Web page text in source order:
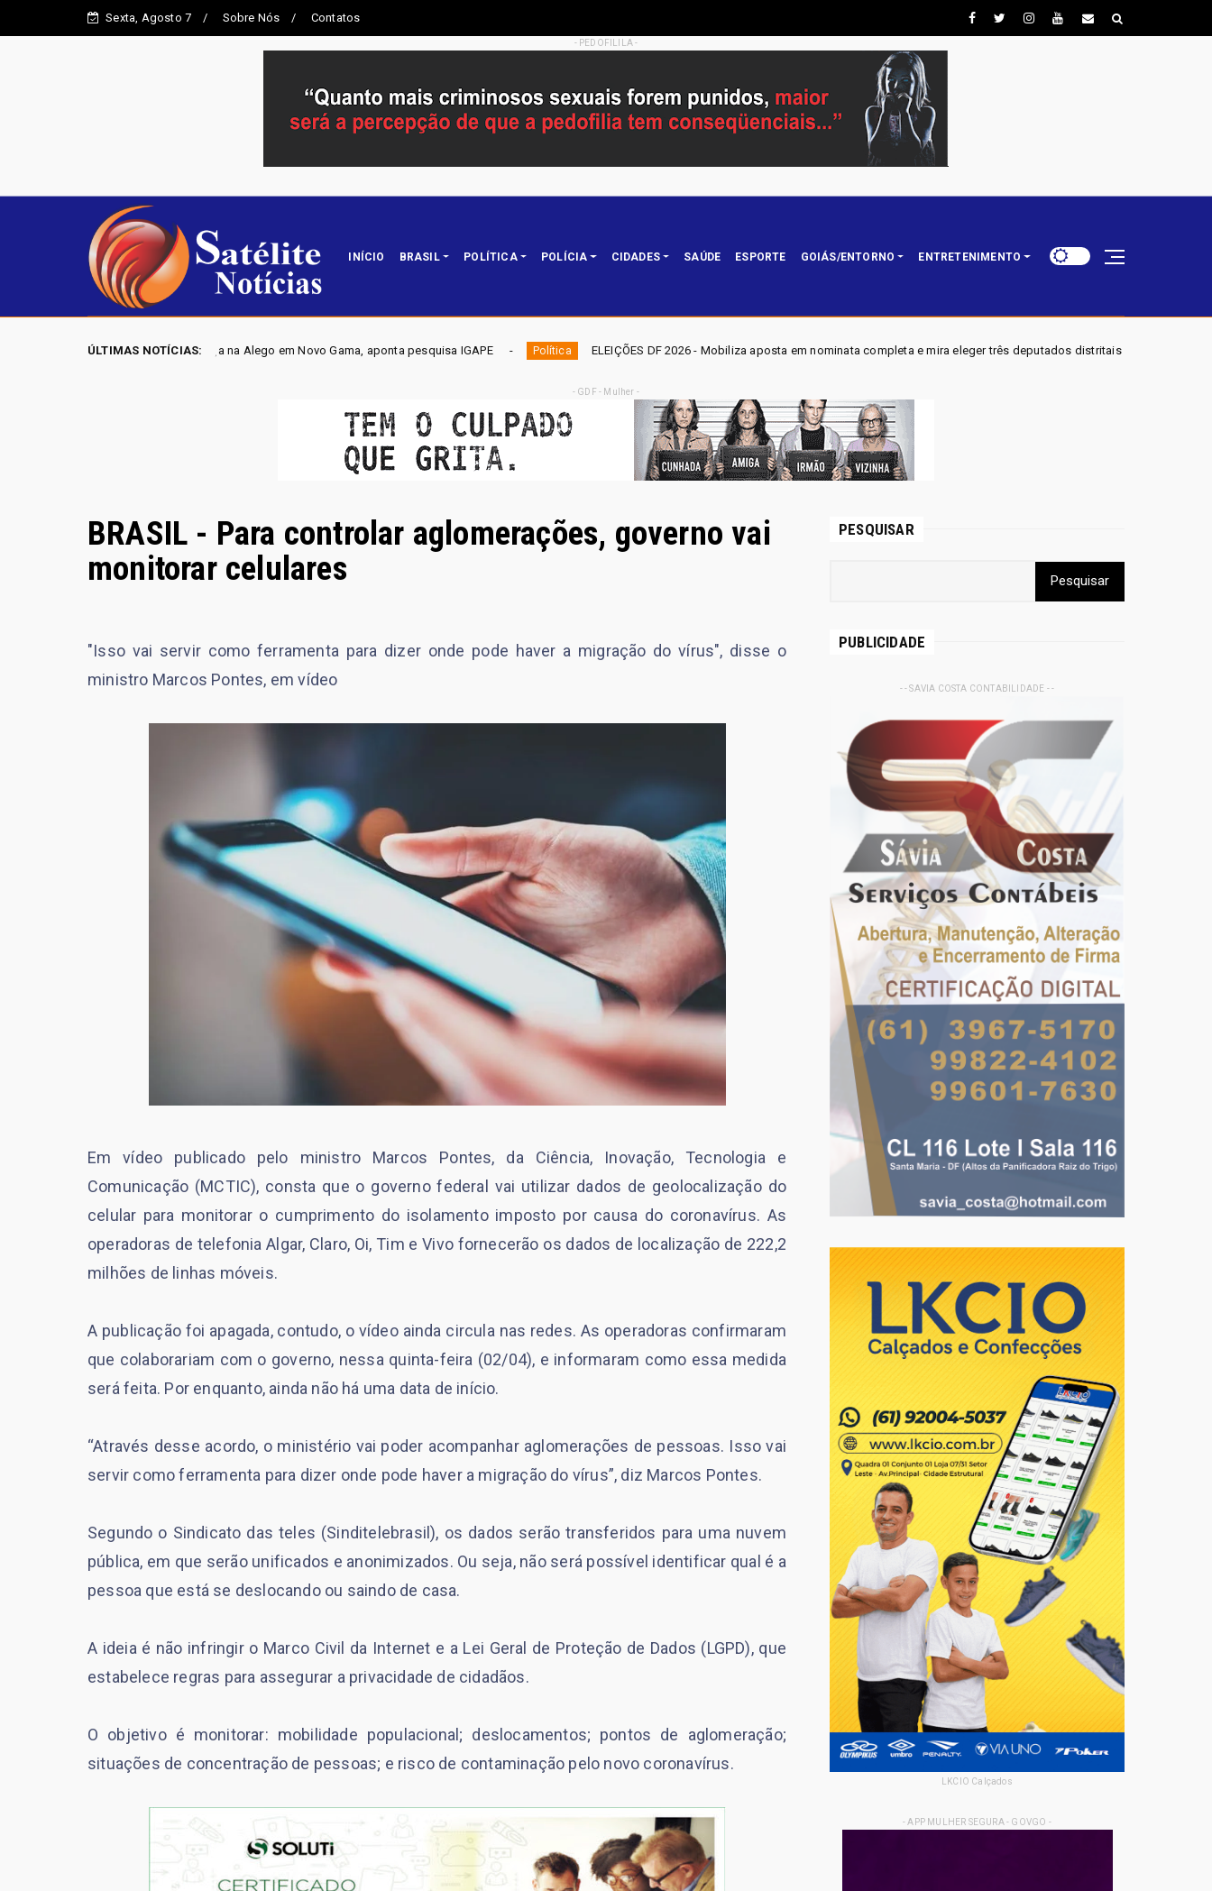
Sexta, Agosto 7 Sobre Nós Contatos
- PEDOFILILA -
INÍCIO BRASIL POLÍTICA POLÍCIA CIDADES SAÚDE ESPORTE GOIÁS/ENTORNO ENTRETENIMENTO
ÚLTIMAS NOTÍCIAS:
por vaga na Alego em Novo Gama, aponta pesquisa IGAPE Política ELEIÇÕES DF 2026 - Mobiliza aposta em nominata completa e mira eleger três deputados distritais em 2026 Brasil
- GDF - Mulher -
BRASIL - Para controlar aglomerações, governo vai
monitorar celulares
"Isso vai servir como ferramenta para dizer onde pode haver a migração do vírus", disse o
ministro Marcos Pontes, em vídeo
Em vídeo publicado pelo ministro Marcos Pontes, da Ciência, Inovação, Tecnologia e
Comunicação (MCTIC), consta que o governo federal vai utilizar dados de geolocalização do
celular para monitorar o cumprimento do isolamento imposto por causa do coronavírus. As
operadoras de telefonia Algar, Claro, Oi, Tim e Vivo fornecerão os dados de localização de 222,2
milhões de linhas móveis.
A publicação foi apagada, contudo, o vídeo ainda circula nas redes. As operadoras confirmaram
que colaborariam com o governo, nessa quinta-feira (02/04), e informaram como essa medida
será feita. Por enquanto, ainda não há uma data de início.
“Através desse acordo, o ministério vai poder acompanhar aglomerações de pessoas. Isso vai
servir como ferramenta para dizer onde pode haver a migração do vírus”, diz Marcos Pontes.
Segundo o Sindicato das teles (Sinditelebrasil), os dados serão transferidos para uma nuvem
pública, em que serão unificados e anonimizados. Ou seja, não será possível identificar qual é a
pessoa que está se deslocando ou saindo de casa.
A ideia é não infringir o Marco Civil da Internet e a Lei Geral de Proteção de Dados (LGPD), que
estabelece regras para assegurar a privacidade de cidadãos.
O objetivo é monitorar: mobilidade populacional; deslocamentos; pontos de aglomeração;
situações de concentração de pessoas; e risco de contaminação pelo novo coronavírus.
PESQUISAR
PUBLICIDADE
- - SAVIA COSTA CONTABILIDADE - -
LKCIO Calçados
- APP MULHER SEGURA - GOVGO -